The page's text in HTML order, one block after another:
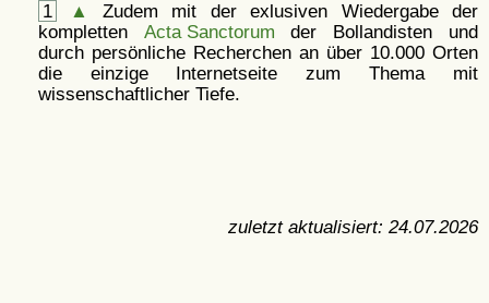
1 ▲
Zudem mit der exlusiven Wiedergabe der
kompletten Acta Sanctorum der Bollandisten und
durch persönliche Recherchen an über 10.000 Orten
die einzige Internetseite zum Thema mit
wissenschaftlicher Tiefe.
zuletzt aktualisiert: 24.07.2026